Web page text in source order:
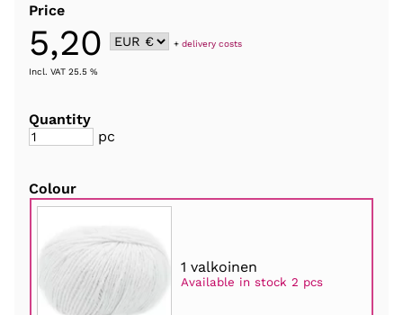
Price
5,20 +delivery costs
Incl. VAT 25.5 %
Quantity
pc
Colour
1 valkoinen
Available in stock 2 pcs